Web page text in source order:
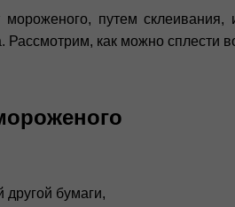
путем
как можно сплести
другой бумаги,